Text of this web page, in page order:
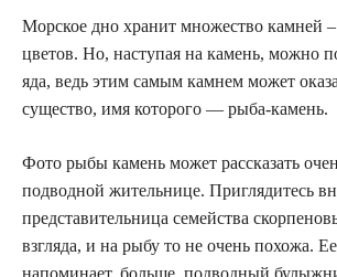
Морское дно хранит множество камней
цветов. Но, наступая на камень, можно
яда, ведь этим самым камнем может
существо, имя которого — рыба-камень.
Фото рыбы камень может рассказать
подводной жительнице. Приглядитесь
представительница семейства
взгляда, и на рыбу то не очень похожа.
напоминает, больше, подводный